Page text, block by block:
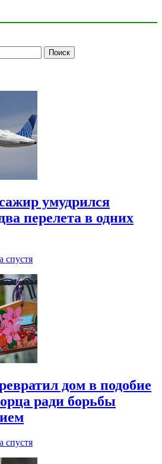
умудрился
перелета в одних
спустя
дом в подобие
ради борьбы
спустя